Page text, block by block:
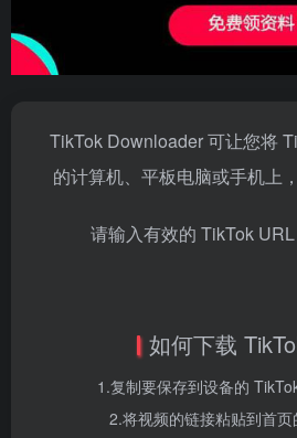
TikTok Downloader 可让您将
的计算机、平板电脑或手机上
请输入有效的 TikTok URL
如何下载
1.复制要保存到设备的
2.将视频的链接粘贴到首页